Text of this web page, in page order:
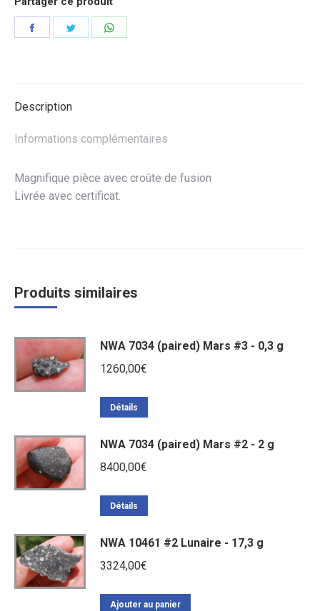
Partager Partager
Description
Informations complémentaires
Magnifique pièce avec croûte de fusion
Livrée avec certificat.
Produits similaires
NWA 7034 (paired) Mars #3 - 0,3 g
1260,00€
Détails
NWA 7034 (paired) Mars #2 - 2 g
8400,00€
Détails
NWA 10461 #2 Lunaire - 17,3 g
3324,00€
Ajouter au panier